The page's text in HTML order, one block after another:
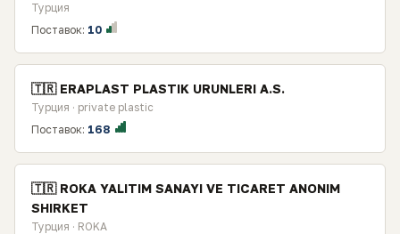
Турция
Поставок: 10
🇹🇷 ERAPLAST PLASTIK URUNLERI A.S.
Турция · private plastic
Поставок: 168
🇹🇷 ROKA YALITIM SANAYI VE TICARET ANONIM
SHIRKET
Турция · ROKA